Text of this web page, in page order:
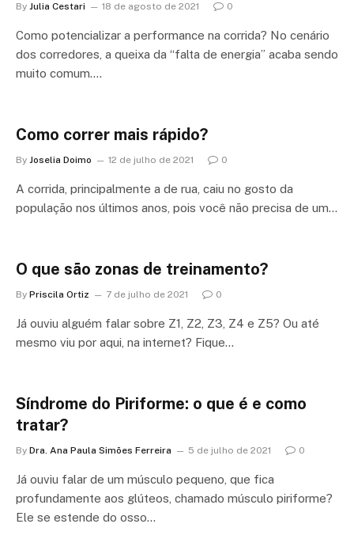
By Julia Cestari 18 de agosto de 2021 0
Como potencializar a performance na corrida? No cenário
dos corredores, a queixa da “falta de energia” acaba sendo
muito comum.…
Como correr mais rápido?
By Joselia Doimo 12 de julho de 2021 0
A corrida, principalmente a de rua, caiu no gosto da
população nos últimos anos, pois você não precisa de um…
O que são zonas de treinamento?
By Priscila Ortiz 7 de julho de 2021 0
Já ouviu alguém falar sobre Z1, Z2, Z3, Z4 e Z5? Ou até
mesmo viu por aqui, na internet? Fique…
Síndrome do Piriforme: o que é e como
tratar?
By Dra. Ana Paula Simões Ferreira 5 de julho de 2021 0
Já ouviu falar de um músculo pequeno, que fica
profundamente aos glúteos, chamado músculo piriforme?
Ele se estende do osso…